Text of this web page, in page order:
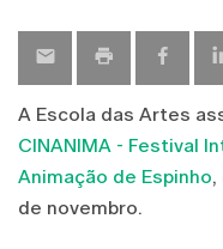
A Escola das Artes
CINANIMA - Festival
Animação de Espinho,
de novembro.